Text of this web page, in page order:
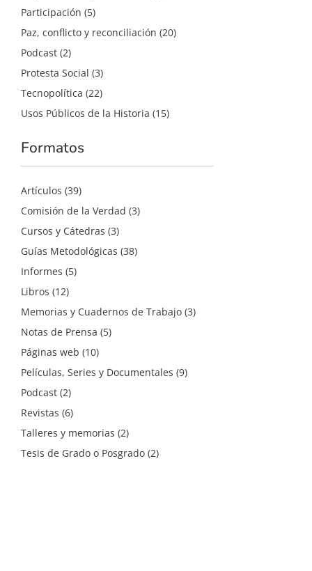
Participación (5)
Paz, conflicto y reconciliación (20)
Podcast (2)
Protesta Social (3)
Tecnopolítica (22)
Usos Públicos de la Historia (15)
Formatos
Artículos (39)
Comisión de la Verdad (3)
Cursos y Cátedras (3)
Guías Metodológicas (38)
Informes (5)
Libros (12)
Memorias y Cuadernos de Trabajo (3)
Notas de Prensa (5)
Páginas web (10)
Películas, Series y Documentales (9)
Podcast (2)
Revistas (6)
Talleres y memorias (2)
Tesis de Grado o Posgrado (2)